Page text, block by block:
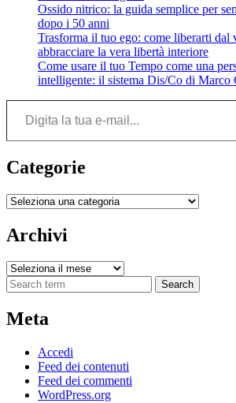
Gramellini
Ossido nitrico: la guida semplice per
dopo i 50 anni
Trasforma il tuo ego: come liberarti dal
abbracciare la vera libertà interiore
Come usare il tuo Tempo come una
intelligente: il sistema Dis/Co di Marco
Digita la tua e-mail...
Categorie
Categorie
Archivi
Archivi
Search
Meta
Accedi
Feed dei contenuti
Feed dei commenti
WordPress.org